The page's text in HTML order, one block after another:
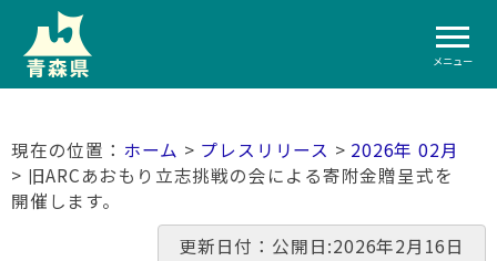
メニュー
ホーム > プレスリリース > 2026年 02月
> 旧ARCあおもり立志挑戦の会による寄附金贈呈式を
開催します。
更新日付：公開日:2026年2月16日